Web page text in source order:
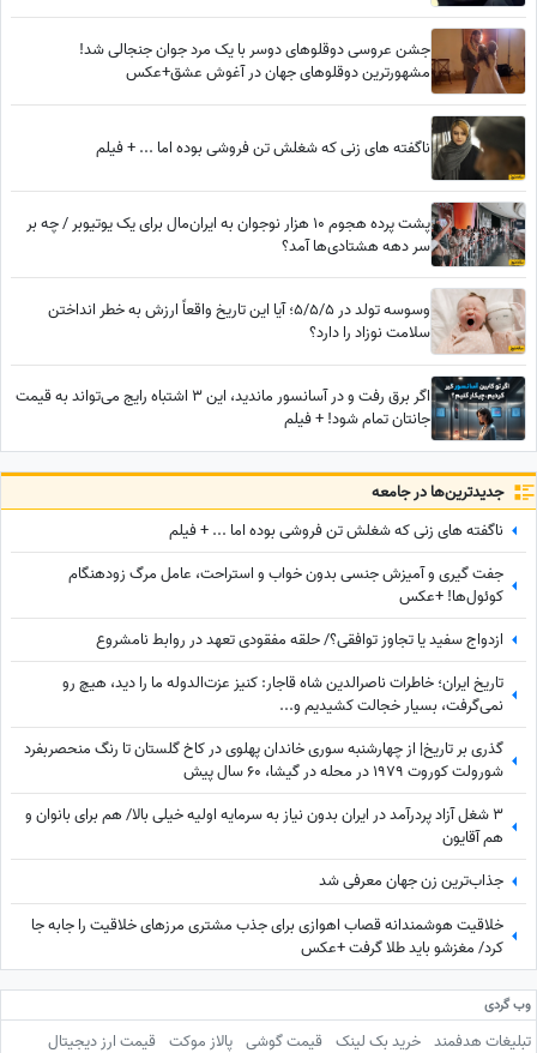
جشن عروسی دوقلوهای دوسر با یک مرد جوان جنجالی شد!
مشهورترین دوقلوهای جهان در آغوش عشق+عکس
ناگفته های زنی که شغلش تن فروشی بوده اما ... + فیلم
پشت پرده هجوم 10 هزار نوجوان به ایران‌مال برای یک یوتیوبر / چه بر
سر دهه هشتادی‌ها آمد؟
وسوسه تولد در 5/5/5؛ آیا این تاریخ واقعاً ارزش به خطر انداختن
سلامت نوزاد را دارد؟
اگر برق رفت و در آسانسور ماندید، این 3 اشتباه رایج می‌تواند به قیمت
جانتان تمام شود! + فیلم
جدید‌ترین‌ها در جامعه
ناگفته های زنی که شغلش تن فروشی بوده اما ... + فیلم
جفت گیری و آمیزش جنسی بدون خواب و استراحت، عامل مرگ زودهنگام
کوئول‌ها! +عکس
ازدواج سفید یا تجاوز توافقی؟/ حلقه مفقودی تعهد در روابط نامشروع
تاریخ ایران؛ خاطرات ناصرالدین شاه قاجار: کنیز عزت‌الدوله ما را دید، هیچ رو
نمی‌گرفت، بسیار خجالت کشیدیم و...
گذری بر تاریخ| از چهارشنبه سوری خاندان پهلوی در کاخ گلستان تا رنگ منحصربفرد
شورولت کوروت 1979 در محله در گیشا، 60 سال پیش
3 شغل آزاد پردرآمد در ایران بدون نیاز به سرمایه اولیه خیلی بالا/ هم برای بانوان و
هم آقایون
جذاب‌ترین زن جهان معرفی شد
خلاقیت هوشمندانه قصاب اهوازی برای جذب مشتری مرزهای خلاقیت را جابه جا
کرد/ مغزشو باید طلا گرفت +عکس
وب گردی
تبلیغات هدفمند خرید بک لینک قیمت گوشی پالاز موکت قیمت ارز دیجیتال